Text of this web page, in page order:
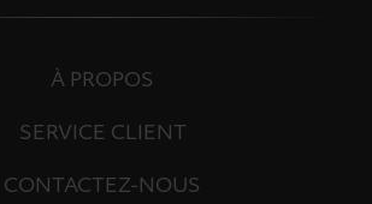
À PROPOS
SERVICE CLIENT
CONTACTEZ-NOUS